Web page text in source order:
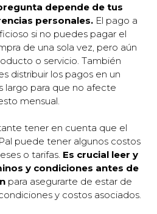
depende de tus
personales. El pago a
si no puedes pagar el
de una sola vez, pero aún
o servicio. También
distribuir los pagos en un
para que no afecte
mensual.
tener en cuenta que el
puede tener algunos costos
o tarifas. Es crucial leer y
y condiciones antes de
para asegurarte de estar de
y costos asociados.